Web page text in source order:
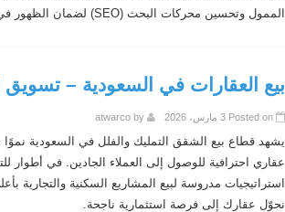
الممول وتحسين محركات البحث (SEO) لضمان الظهور في نتائج البحث الأولى.
بيع العقارات في السعودية – تسويق
3 مارس، 2026 atwarco
يشهد قطاع بيع الشقق التمليك والفلل في السعودية
عقاري احترافية للوصول إلى العملاء الجادين. في أطوار
استراتيجيات مدروسة لبيع المشاريع السكنية والتجارية
نحوّل عقارك إلى فرصة استثمارية ناجحة.